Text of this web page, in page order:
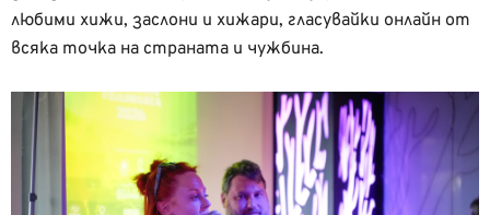
любими хижи, заслони и хижари, гласувайки онлайн от
всяка точка на страната и чужбина.